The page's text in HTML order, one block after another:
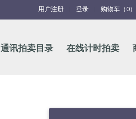
用户注册 登录 购物车（0）
通讯拍卖目录 在线计时拍卖